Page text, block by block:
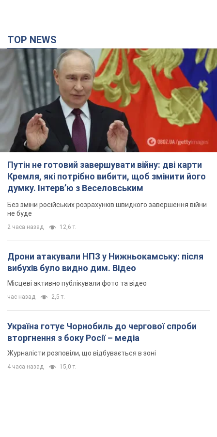
TOP NEWS
Путін не готовий завершувати війну: дві карти
Кремля, які потрібно вибити, щоб змінити його
думку. Інтерв’ю з Веселовським
Без зміни російських розрахунків швидкого завершення війни
не буде
2 часа назад 12,6 т.
Дрони атакували НПЗ у Нижньокамську: після
вибухів було видно дим. Відео
Місцеві активно публікували фото та відео
час назад 2,5 т.
Україна готує Чорнобиль до чергової спроби
вторгнення з боку Росії – медіа
Журналісти розповіли, що відбувається в зоні
4 часа назад 15,0 т.